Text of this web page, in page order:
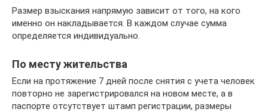
Размер взыскания напрямую зависит от того, на кого
именно он накладывается. В каждом случае сумма
определяется индивидуально.
По месту жительства
Если на протяжение 7 дней после снятия с учета человек
повторно не зарегистрировался на новом месте, а в
паспорте отсутствует штамп регистрации, размеры